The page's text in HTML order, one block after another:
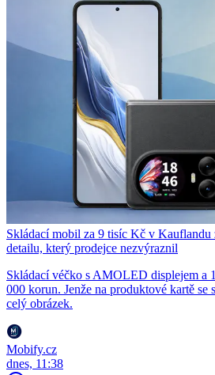
Skládací mobil za 9 tisíc Kč v Kauflandu
detailu, který prodejce nezvýraznil
Skládací véčko s AMOLED displejem a
000 korun. Jenže na produktové kartě se
celý obrázek.
Mobify.cz
dnes, 11:38